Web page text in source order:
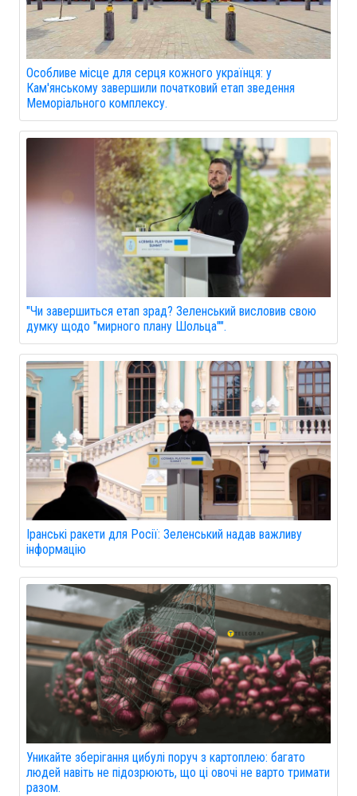
Особливе місце для серця кожного українця: у
Кам'янському завершили початковий етап зведення
Меморіального комплексу.
"Чи завершиться етап зрад? Зеленський висловив свою
думку щодо "мирного плану Шольца"".
Іранські ракети для Росії: Зеленський надав важливу
інформацію
Уникайте зберігання цибулі поруч з картоплею: багато
людей навіть не підозрюють, що ці овочі не варто тримати
разом.